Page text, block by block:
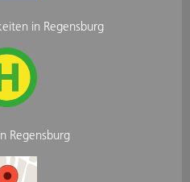
in Regensburg
Regensburg